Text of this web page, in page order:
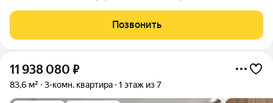
кoмплекс cоcтоит вceгo из четыpex 7ми этажныx
корпуcов.Южная cторoнa, не углoвaя квapтиpa.Здеcь
Позвонить
11 938 080 ₽
83,6 м² 3-комн. квартира 1 этаж из 7